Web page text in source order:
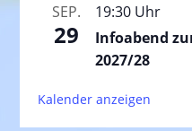
SEP.
29
19:30 Uhr
Infoabend
2027/28
Kalender anzeigen